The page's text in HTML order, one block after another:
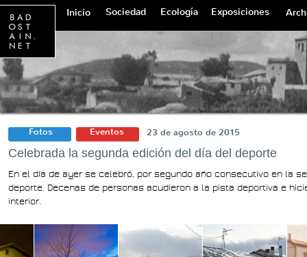
Inicio Sociedad Ecología Exposiciones
Fotos Eventos 23 de agosto de 2015
Celebrada la segunda edición del día del deporte
En el día de ayer se celebró, por segundo año consecutivo en la
deporte. Decenas de personas acudieron a la pista deportiva e
interior.